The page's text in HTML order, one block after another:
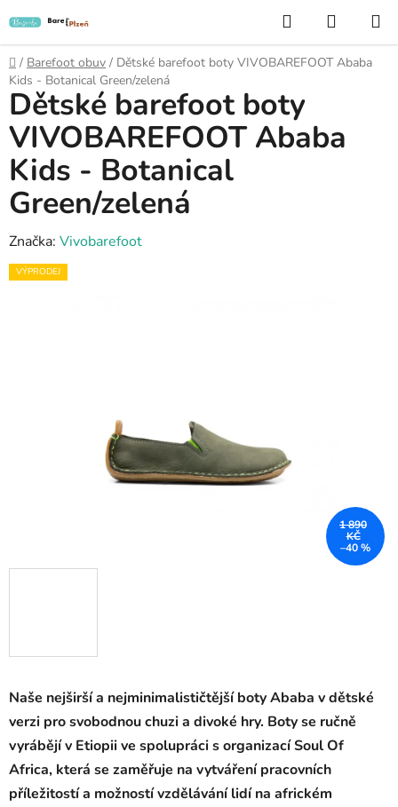
na
obsah
Hledat
KOŠÍK
Domů
/ Barefoot obuv / Dětské barefoot boty VIVOBAREFOOT Ababa
Kids - Botanical Green/zelená
Naše nejširší a nejminimalističtější boty Ababa v dětské
verzi pro svobodnou chuzi a divoké hry. Boty se ručně
vyrábějí v Etiopii ve spolupráci s organizací Soul Of
Africa, která se zaměřuje na vytváření pracovních
příležitostí a možností vzdělávání lidí na africkém
Dětské barefoot boty
VIVOBAREFOOT Ababa
Kids - Botanical
Green/zelená
Značka: Vivobarefoot
VÝPRODEJ
1 890
KČ
–40 %